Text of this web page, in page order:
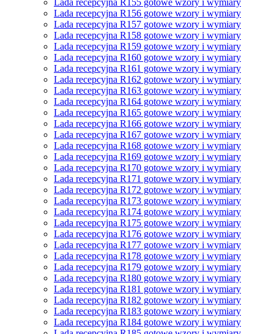
Lada recepcyjna R155 gotowe wzory i wymiary
Lada recepcyjna R156 gotowe wzory i wymiary
Lada recepcyjna R157 gotowe wzory i wymiary
Lada recepcyjna R158 gotowe wzory i wymiary
Lada recepcyjna R159 gotowe wzory i wymiary
Lada recepcyjna R160 gotowe wzory i wymiary
Lada recepcyjna R161 gotowe wzory i wymiary
Lada recepcyjna R162 gotowe wzory i wymiary
Lada recepcyjna R163 gotowe wzory i wymiary
Lada recepcyjna R164 gotowe wzory i wymiary
Lada recepcyjna R165 gotowe wzory i wymiary
Lada recepcyjna R166 gotowe wzory i wymiary
Lada recepcyjna R167 gotowe wzory i wymiary
Lada recepcyjna R168 gotowe wzory i wymiary
Lada recepcyjna R169 gotowe wzory i wymiary
Lada recepcyjna R170 gotowe wzory i wymiary
Lada recepcyjna R171 gotowe wzory i wymiary
Lada recepcyjna R172 gotowe wzory i wymiary
Lada recepcyjna R173 gotowe wzory i wymiary
Lada recepcyjna R174 gotowe wzory i wymiary
Lada recepcyjna R175 gotowe wzory i wymiary
Lada recepcyjna R176 gotowe wzory i wymiary
Lada recepcyjna R177 gotowe wzory i wymiary
Lada recepcyjna R178 gotowe wzory i wymiary
Lada recepcyjna R179 gotowe wzory i wymiary
Lada recepcyjna R180 gotowe wzory i wymiary
Lada recepcyjna R181 gotowe wzory i wymiary
Lada recepcyjna R182 gotowe wzory i wymiary
Lada recepcyjna R183 gotowe wzory i wymiary
Lada recepcyjna R184 gotowe wzory i wymiary